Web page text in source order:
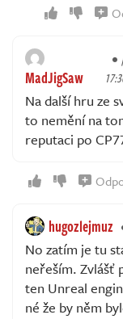
MadJigSaw
Na další hru ze
to nemění na
reputaci po
hugozlejmuz
No zatím je tu
neřeším. Zvlášť
ten Unreal
né že by něm